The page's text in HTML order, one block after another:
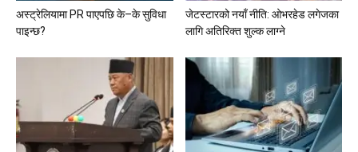
अस्ट्रेलियामा PR पाएपछि के–के सुविधा
पाइन्छ?
जेटस्टारको नयाँ नीति: ओभरहेड लगेजका
लागि अतिरिक्त शुल्क लाग्ने